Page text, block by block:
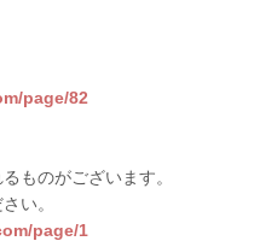
page/82
ものがございます。
い。
page/1